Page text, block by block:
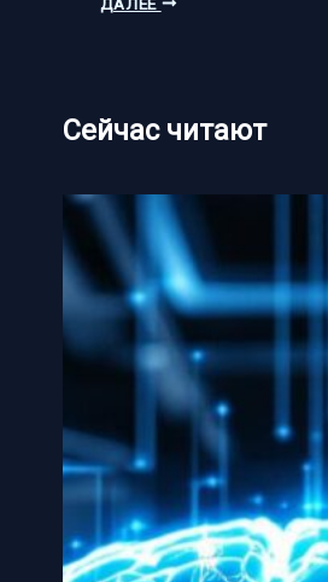
Сейчас читают